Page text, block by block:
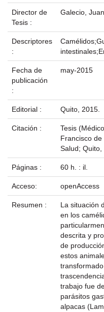
Director de
Tesis :
Galecio,
Descriptores
:
Fecha de
publicación
:
may-2015
Editorial : Quito, 2015.
Citación :
Tesis
Francisco
Salud; Quito,
Páginas : 60 h. : il.
Acceso: openAccess
Resumen :
La situación
en los
descrita y
de
estos
trabajo fue
parásitos
alpacas